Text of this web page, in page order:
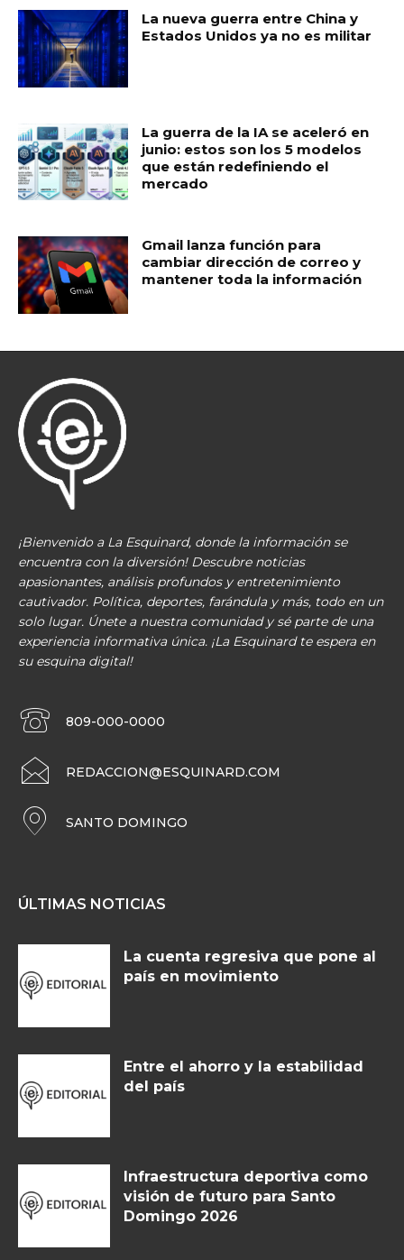
La nueva guerra entre China y
Estados Unidos ya no es militar
La guerra de la IA se aceleró en
junio: estos son los 5 modelos
que están redefiniendo el
mercado
Gmail lanza función para
cambiar dirección de correo y
mantener toda la información
¡Bienvenido a La Esquinard, donde la información se
encuentra con la diversión! Descubre noticias
apasionantes, análisis profundos y entretenimiento
cautivador. Política, deportes, farándula y más, todo en un
solo lugar. Únete a nuestra comunidad y sé parte de una
experiencia informativa única. ¡La Esquinard te espera en
su esquina digital!
809-000-0000
REDACCION@ESQUINARD.COM
SANTO DOMINGO
ÚLTIMAS NOTICIAS
La cuenta regresiva que pone al
país en movimiento
Entre el ahorro y la estabilidad
del país
Infraestructura deportiva como
visión de futuro para Santo
Domingo 2026